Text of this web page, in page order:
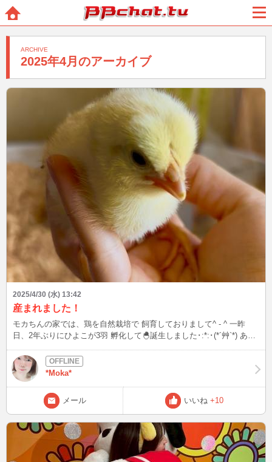
BBchatTV
2025年4月のアーカイブ
ARCHIVE
2025/4/30 (水) 13:42
産まれました！
モカちんの家では、鶏を自然栽培で 飼育しておりまして^ - ^ 一昨
日、2年ぶりにひよこが3羽 孵化して🐣誕生しました･:*:･(*´艸`*) あ！
が、 もふもふ可愛い子たちに癒されようと 思います♪はぁ。。可愛い
(〃ω〃) チャットは、昼間と、夜23時以降にインするので、タイミン
グが合えば是非 ぴよぴよ←しましょうね(*⊃︎∀︎⊂︎*)てへっ
*Moka*
メール いいね +10